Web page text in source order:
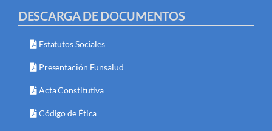
DESCARGA DE DOCUMENTOS
Estatutos Sociales
Presentación Funsalud
Acta Constitutiva
Código de Ética